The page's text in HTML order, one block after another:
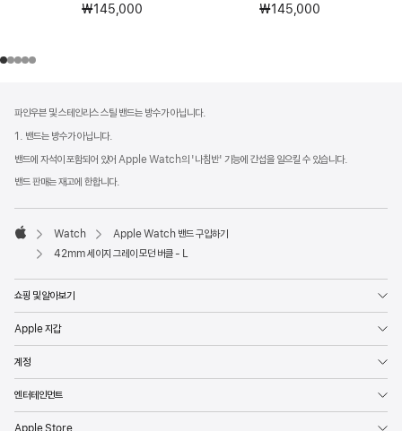
₩145,000 ₩145,000
파인우븐 및 스테인리스 스틸 밴드는 방수가 아닙니다.
1. 밴드는 방수가 아닙니다.
밴드에 자석이 포함되어 있어 Apple Watch의 '나침반' 기능에 간섭을 일으킬 수 있습니다.
밴드 판매는 재고에 한합니다.
Apple
Watch
Apple Watch 밴드 구입하기
42mm 세이지 그레이 모던 버클 - L
쇼핑 및 알아보기
Apple 지갑
계정
엔터테인먼트
Apple Store